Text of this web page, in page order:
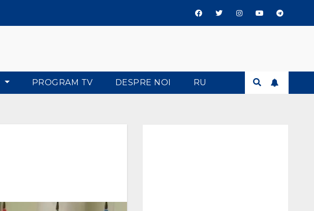
PROGRAM TV DESPRE NOI RU